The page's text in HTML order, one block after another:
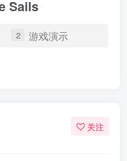
Sails
2 游戏演示
关注